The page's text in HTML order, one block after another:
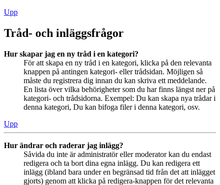
Upp
Tråd- och inläggsfrågor
Hur skapar jag en ny tråd i en kategori?
För att skapa en ny tråd i en kategori, klicka på den relevanta
knappen på antingen kategori- eller trådsidan. Möjligen så
måste du registrera dig innan du kan skriva ett meddelande.
En lista över vilka behörigheter som du har finns längst ner på
kategori- och trådsidorna. Exempel: Du kan skapa nya trådar i
denna kategori, Du kan bifoga filer i denna kategori, osv.
Upp
Hur ändrar och raderar jag inlägg?
Såvida du inte är administratör eller moderator kan du endast
redigera och ta bort dina egna inlägg. Du kan redigera ett
inlägg (ibland bara under en begränsad tid från det att inlägget
gjorts) genom att klicka på redigera-knappen för det relevanta